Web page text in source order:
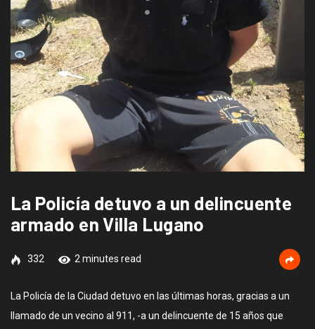
La Policía detuvo a un delincuente
armado en Villa Lugano
332 2 minutes read
La Policía de la Ciudad detuvo en las últimas horas, gracias a un
llamado de un vecino al 911, -a un delincuente de 15 años que